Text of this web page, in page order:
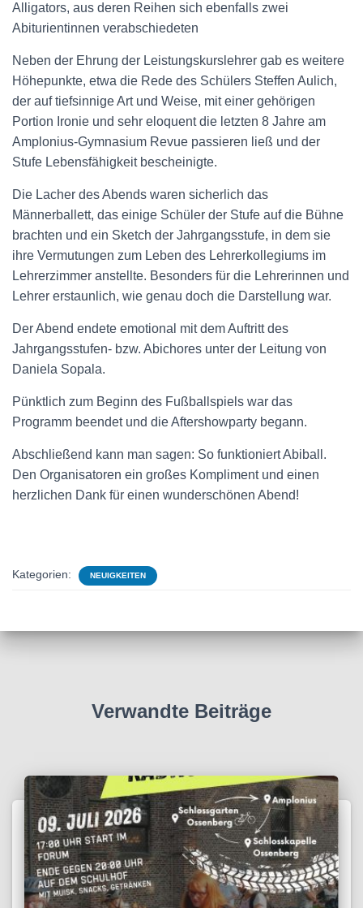
Alligators, aus deren Reihen sich ebenfalls zwei
Abiturientinnen verabschiedeten
Neben der Ehrung der Leistungskurslehrer gab es weitere
Höhepunkte, etwa die Rede des Schülers Steffen Aulich,
der auf tiefsinnige Art und Weise, mit einer gehörigen
Portion Ironie und sehr eloquent die letzten 8 Jahre am
Amplonius-Gymnasium Revue passieren ließ und der
Stufe Lebensfähigkeit bescheinigte.
Die Lacher des Abends waren sicherlich das
Männerballett, das einige Schüler der Stufe auf die Bühne
brachten und ein Sketch der Jahrgangsstufe, in dem sie
ihre Vermutungen zum Leben des Lehrerkollegiums im
Lehrerzimmer anstellte. Besonders für die Lehrerinnen und
Lehrer erstaunlich, wie genau doch die Darstellung war.
Der Abend endete emotional mit dem Auftritt des
Jahrgangsstufen- bzw. Abichores unter der Leitung von
Daniela Sopala.
Pünktlich zum Beginn des Fußballspiels war das
Programm beendet und die Aftershowparty begann.
Abschließend kann man sagen: So funktioniert Abiball.
Den Organisatoren ein großes Kompliment und einen
herzlichen Dank für einen wunderschönen Abend!
Kategorien: NEUIGKEITEN
Verwandte Beiträge